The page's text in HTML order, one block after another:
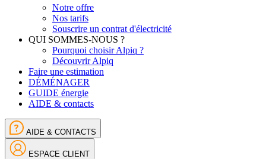
Notre offre
Nos tarifs
Souscrire un contrat d'électricité
QUI SOMMES-NOUS ?
Pourquoi choisir Alpiq ?
Découvrir Alpiq
Faire une estimation
DÉMÉNAGER
GUIDE énergie
AIDE & contacts
AIDE & CONTACTS
ESPACE CLIENT